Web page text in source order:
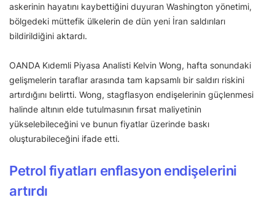
askerinin hayatını kaybettiğini duyuran Washington yönetimi,
bölgedeki müttefik ülkelerin de dün yeni İran saldırıları
bildirildiğini aktardı.
OANDA Kıdemli Piyasa Analisti Kelvin Wong, hafta sonundaki
gelişmelerin taraflar arasında tam kapsamlı bir saldırı riskini
artırdığını belirtti. Wong, stagflasyon endişelerinin güçlenmesi
halinde altının elde tutulmasının fırsat maliyetinin
yükselebileceğini ve bunun fiyatlar üzerinde baskı
oluşturabileceğini ifade etti.
Petrol fiyatları enflasyon endişelerini
artırdı